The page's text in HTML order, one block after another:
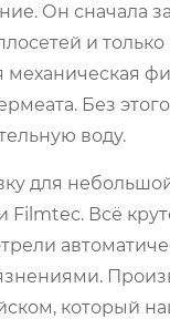
Он сначала
и
механическая
Без
воду.
для
Всё
который